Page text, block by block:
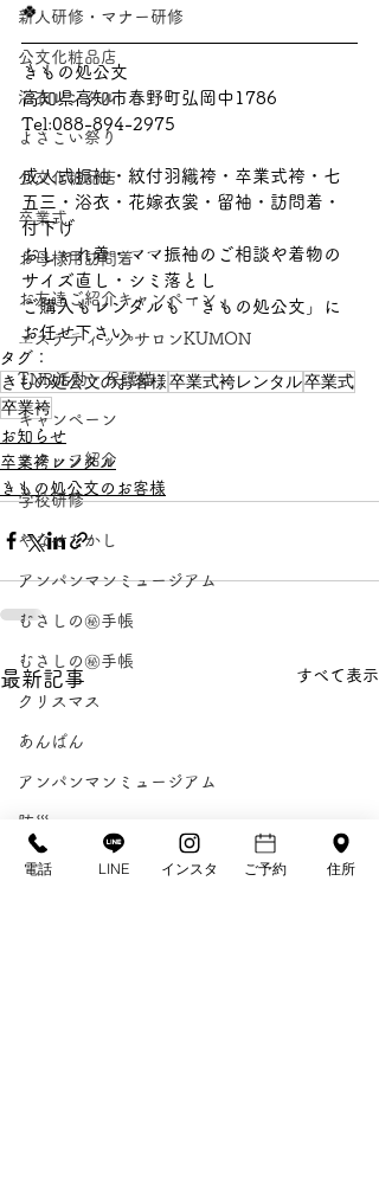
新人研修・マナー研修
公文化粧品店
浴衣レンタル
よさこい祭り
公文化粧品店
卒業式
お母様用訪問着
お友達ご紹介キャンペーン
エステティックサロンKUMON
TNR活動・保護猫
キャンペーン
スタッフ紹介
学校研修
やなせたかし
アンパンマンミュージアム
むさしの㊙手帳
むさしの㊙手帳
クリスマス
あんぱん
アンパンマンミュージアム
防災
寒さ対策
🍀
きもの処公文
高知県高知市春野町弘岡中1786
Tel:088-894-2975
成人式振袖・紋付羽織袴・卒業式袴・七
五三・浴衣・花嫁衣裳・留袖・訪問着・
付下げ
おしゃれ着・ママ振袖のご相談や着物の
サイズ直し・シミ落とし
ご購入もレンタルも「きもの処公文」に
お任せ下さい。
タグ：
きもの処公文のお客様卒業式袴レンタル卒業式
卒業袴
お知らせ
卒業袴レンタル
きもの処公文のお客様
最新記事 すべて表示
電話 LINE インスタ ご予約 住所